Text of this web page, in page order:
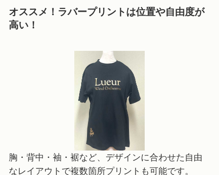
オススメ！ラバープリントは位置や自由度が
高い！
胸・背中・袖・裾など、デザインに合わせた自由
なレイアウトで複数箇所プリントも可能です。